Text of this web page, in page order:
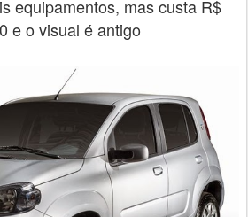
equipamentos, mas custa R$
e o visual é antigo